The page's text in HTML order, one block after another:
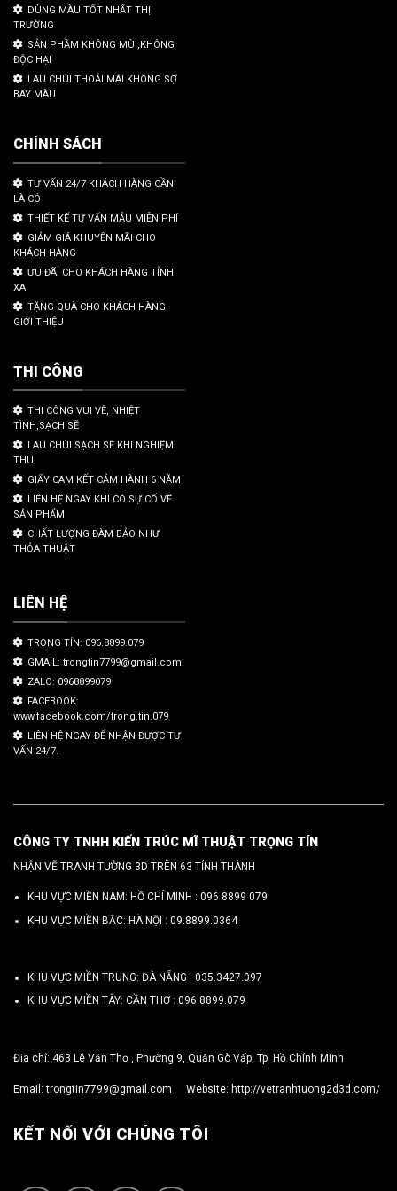
DÙNG MÀU TỐT NHẤT THỊ
TRƯỜNG
SẢN PHẦM KHÔNG MÙI,KHÔNG
ĐỘC HẠI
LAU CHÙI THOẢI MÁI KHÔNG SỢ
BAY MÀU
CHÍNH SÁCH
TƯ VẤN 24/7 KHÁCH HÀNG CẦN
LÀ CÓ
THIẾT KẾ TƯ VẤN MẪU MIỄN PHÍ
GIẢM GIÁ KHUYẾN MÃI CHO
KHÁCH HÀNG
ƯU ĐÃI CHO KHÁCH HÀNG TỈNH
XA
TẶNG QUÀ CHO KHÁCH HÀNG
GIỚI THIỆU
THI CÔNG
THI CÔNG VUI VẼ, NHIỆT
TÌNH,SẠCH SẼ
LAU CHÙI SẠCH SẼ KHI NGHIỆM
THU
GIẤY CAM KẾT CẢM HÀNH 6 NĂM
LIÊN HỆ NGAY KHI CÓ SỰ CỐ VỀ
SẢN PHẨM
CHẤT LƯỢNG ĐÀM BẢO NHƯ
THỎA THUẬT
LIÊN HỆ
TRỌNG TÍN: 096.8899.079
GMAIL: trongtin7799@gmail.com
ZALO: 0968899079
FACEBOOK:
www.facebook.com/trong.tin.079
LIÊN HỆ NGAY ĐỂ NHẬN ĐƯỢC TƯ
VẤN 24/7.
CÔNG TY TNHH KIẾN TRÚC MĨ THUẬT TRỌNG TÍN
NHẬN VẼ TRANH TƯỜNG 3D TRÊN 63 TỈNH THÀNH
KHU VỰC MIỀN NAM: HỒ CHÍ MINH : 096 8899 079
KHU VỰC MIỀN BẮC: HÀ NỘI : 09.8899.0364
KHU VỰC MIỀN TRUNG: ĐÀ NẴNG : 035.3427.097
KHU VỰC MIỀN TÂY: CẦN THƠ : 096.8899.079
Địa chỉ: 463 Lê Văn Thọ , Phường 9, Quận Gò Vấp, Tp. Hồ Chính Minh
Email:trongtin7799@gmail.com Website: http://vetranhtuong2d3d.com/
KẾT NỐI VỚI CHÚNG TÔI